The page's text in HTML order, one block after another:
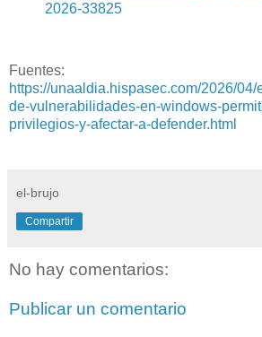
2026-33825
Fuentes:
https://unaaldia.hispasec.com/2026/
de-vulnerabilidades-en-windows-
privilegios-y-afectar-a-defender.html
el-brujo
Compartir
No hay comentarios:
Publicar un comentario